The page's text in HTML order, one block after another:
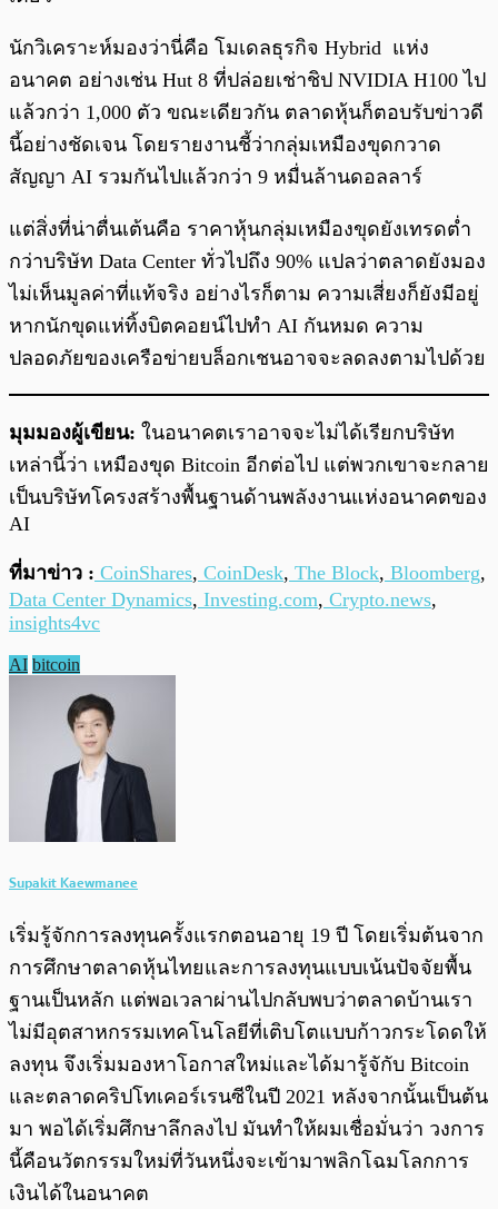
นักวิเคราะห์มองว่านี่คือ โมเดลธุรกิจ Hybrid แห่ง
อนาคต อย่างเช่น Hut 8 ที่ปล่อยเช่าชิป NVIDIA H100 ไป
แล้วกว่า 1,000 ตัว ขณะเดียวกัน ตลาดหุ้นก็ตอบรับข่าวดี
นี้อย่างชัดเจน โดยรายงานชี้ว่ากลุ่มเหมืองขุดกวาด
สัญญา AI รวมกันไปแล้วกว่า 9 หมื่นล้านดอลลาร์
แต่สิ่งที่น่าตื่นเต้นคือ ราคาหุ้นกลุ่มเหมืองขุดยังเทรดต่ำ
กว่าบริษัท Data Center ทั่วไปถึง 90% แปลว่าตลาดยังมอง
ไม่เห็นมูลค่าที่แท้จริง อย่างไรก็ตาม ความเสี่ยงก็ยังมีอยู่
หากนักขุดแห่ทิ้งบิตคอยน์ไปทำ AI กันหมด ความ
ปลอดภัยของเครือข่ายบล็อกเชนอาจจะลดลงตามไปด้วย
มุมมองผู้เขียน: ในอนาคตเราอาจจะไม่ได้เรียกบริษัท
เหล่านี้ว่า เหมืองขุด Bitcoin อีกต่อไป แต่พวกเขาจะกลาย
เป็นบริษัทโครงสร้างพื้นฐานด้านพลังงานแห่งอนาคตของ
AI
ที่มาข่าว : CoinShares, CoinDesk, The Block, Bloomberg,
Data Center Dynamics, Investing.com, Crypto.news,
insights4vc
AI bitcoin
Supakit Kaewmanee
เริ่มรู้จักการลงทุนครั้งแรกตอนอายุ 19 ปี โดยเริ่มต้นจาก
การศึกษาตลาดหุ้นไทยและการลงทุนแบบเน้นปัจจัยพื้น
ฐานเป็นหลัก แต่พอเวลาผ่านไปกลับพบว่าตลาดบ้านเรา
ไม่มีอุตสาหกรรมเทคโนโลยีที่เติบโตแบบก้าวกระโดดให้
ลงทุน จึงเริ่มมองหาโอกาสใหม่และได้มารู้จักับ Bitcoin
และตลาดคริปโทเคอร์เรนซีในปี 2021 หลังจากนั้นเป็นต้น
มา พอได้เริ่มศึกษาลึกลงไป มันทำให้ผมเชื่อมั่นว่า วงการ
นี้คือนวัตกรรมใหม่ที่วันหนึ่งจะเข้ามาพลิกโฉมโลกการ
เงินได้ในอนาคต